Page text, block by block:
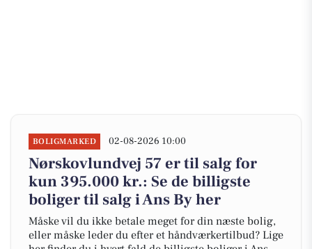
BOLIGMARKED 02-08-2026 10:00
Nørskovlundvej 57 er til salg for
kun 395.000 kr.: Se de billigste
boliger til salg i Ans By her
Måske vil du ikke betale meget for din næste bolig,
eller måske leder du efter et håndværkertilbud? Lige